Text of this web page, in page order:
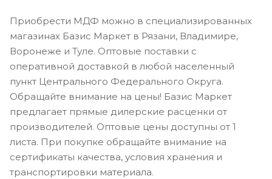
Приобрести МДФ можно в специализированных
магазинах Базис Маркет в Рязани, Владимире,
Воронеже и Туле. Оптовые поставки с
оперативной доставкой в любой населенный
пункт Центрального Федерального Округа.
Обращайте внимание на цены! Базис Маркет
предлагает прямые дилерские расценки от
производителей. Оптовые цены доступны от 1
листа. При покупке обращайте внимание на
сертификаты качества, условия хранения и
транспортировки материала.